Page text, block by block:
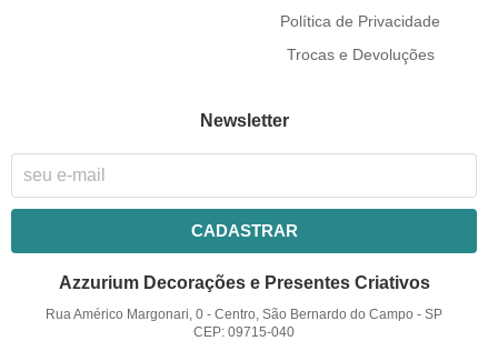
Política de Privacidade
Trocas e Devoluções
Newsletter
CADASTRAR
Azzurium Decorações e Presentes Criativos
Rua Américo Margonari, 0 -Centro, São Bernardo do Campo -SP
CEP: 09715-040